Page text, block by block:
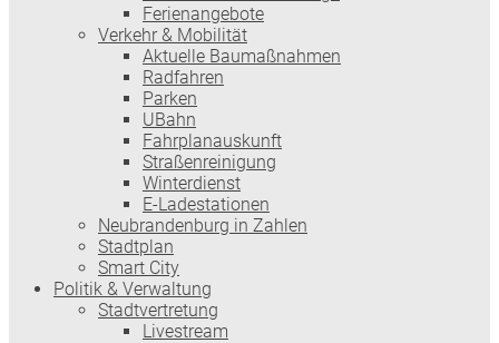
Ferienangebote
Verkehr & Mobilität
Aktuelle Baumaßnahmen
Radfahren
Parken
UBahn
Fahrplanauskunft
Straßenreinigung
Winterdienst
E-Ladestationen
Neubrandenburg in Zahlen
Stadtplan
Smart City
Politik & Verwaltung
Stadtvertretung
Livestream